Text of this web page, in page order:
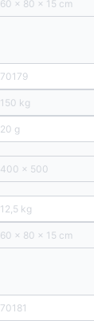
60 × 80 × 15 cm
70179
150 kg
20 g
400 x 500
12,5 kg
60 × 80 × 15 cm
70181